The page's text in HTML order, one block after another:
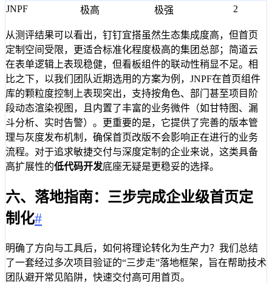
JNPF
极高 极强 2
从测评结果可以看出，钉钉宜搭虽然生态集成度高，但首页
定制空间受限，更适合标准化程度极高的集团总部；简道云
在表单逻辑上表现稳健，但看板组件的联动性稍显不足。相
比之下，以我们团队近期选用的方案为例，JNPF在首页组件
库的颗粒度控制上表现突出，支持按角色、部门甚至项目阶
段动态渲染视图，且内置了丰富的业务微件（如甘特图、漏
斗分析、实时告警）。更重要的是，它提供了完善的版本管
理与灰度发布机制，确保首页改版不会影响正在进行的业务
流程。对于追求敏捷交付与深度定制的企业来说，这类具备
高扩展性的低代码开发底座无疑是更稳妥的选择。
六、落地指南：三步完成企业级首页定
制化#
明确了方向与工具后，如何将理论转化为生产力？我们总结
了一套经过多次项目验证的“三步走”落地框架，旨在帮助技术
团队避开常见陷阱，快速交付高可用首页。